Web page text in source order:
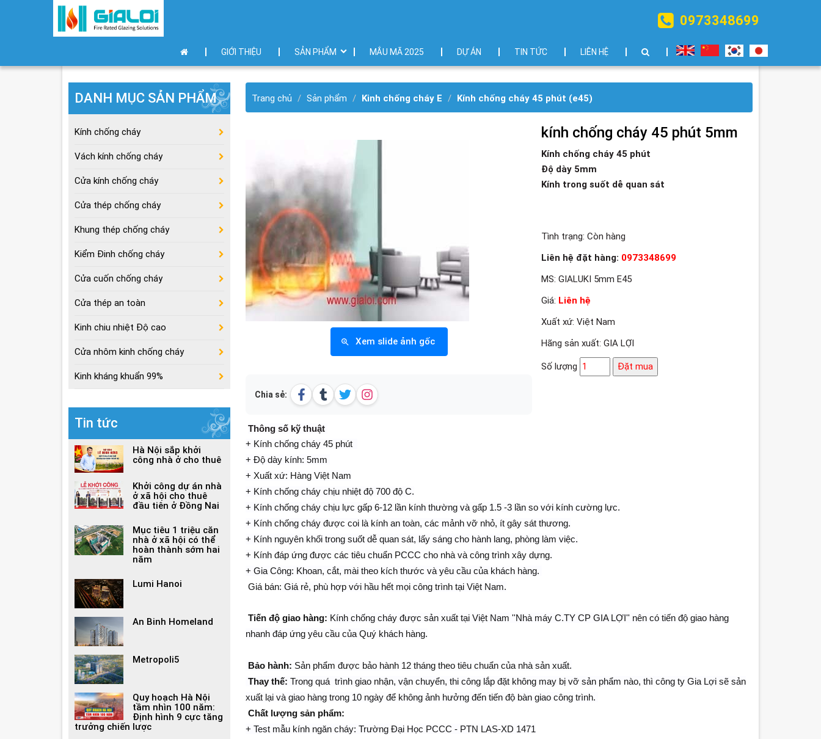
GIỚI THIỆU SẢN PHẨM MẮU MÃ 2025 DỰ ÁN TIN TỨC LIÊN HỆ
0973348699
Trang chủ Sản phẩm Kinh chống cháy E Kính chống cháy 45 phút (e45)
Xem slide ảnh gốc
Chia sẻ:
kính chống cháy 45 phút 5mm
Kính chống cháy 45 phút
Độ dày 5mm
Kính trong suốt dễ quan sát
Tình trạng: Còn hàng
Liên hệ đặt hàng: 0973348699
MS: GIALUKI 5mm E45
Giá: Liên hệ
Xuất xứ: Việt Nam
Hãng sản xuất: GIA LỢI
Số lượng Đặt mua
Thông số kỹ thuật
+ Kính chống cháy 45 phút
+ Độ dày kính: 5mm
+ Xuất xứ: Hàng Việt Nam
+ Kính chống cháy chịu nhiệt độ 700 độ C.
+ Kính chống cháy chịu lực gấp 6-12 lần kính thường và gấp 1.5 -3 lần so với kính cường lực.
+ Kính chống cháy được coi là kính an toàn, các mảnh vỡ nhỏ, ít gây sát thương.
+ Kính nguyên khối trong suốt dễ quan sát, lấy sáng cho hành lang, phòng làm việc.
+ Kính đáp ứng được các tiêu chuẩn PCCC cho nhà và công trình xây dựng.
+ Gia Công: Khoan, cắt, mài theo kích thước và yêu cầu của khách hàng.
Giá bán: Giá rẻ, phù hợp với hầu hết mọi công trình tại Việt Nam.
Tiến độ giao hàng: Kính chống cháy được sản xuất tại Việt Nam ''Nhà máy C.TY CP GIA LỢI'' nên có tiến độ giao hàng
nhanh đáp ứng yêu cầu của Quý khách hàng.
Bảo hành: Sản phẩm được bảo hành 12 tháng theo tiêu chuẩn của nhà sản xuất.
Thay thế: Trong quá trình giao nhận, vận chuyển, thi công lắp đặt không may bị vỡ sản phẩm nào, thì công ty Gia Lợi sẽ sản
xuất lại và giao hàng trong 10 ngày để không ảnh hưởng đến tiến độ bàn giao công trình.
Chất lượng sản phẩm:
+ Test mẫu kính ngăn cháy: Trường Đại Học PCCC - PTN LAS-XD 1471
DANH MỤC SẢN PHẨM
Kính chống cháy
Vách kính chống cháy
Cửa kính chống cháy
Cửa thép chống cháy
Khung thép chống cháy
Kiểm Đinh chống cháy
Cửa cuốn chống cháy
Cửa thép an toàn
Kinh chiu nhiệt Độ cao
Cửa nhôm kinh chống cháy
Kinh kháng khuẩn 99%
Tin tức
Hà Nội sắp khởi
công nhà ở cho thuê
Khởi công dự án nhà
ở xã hội cho thuê
đầu tiên ở Đồng Nai
Mục tiêu 1 triệu căn
nhà ở xã hội có thể
hoàn thành sớm hai
năm
Lumi Hanoi
An Binh Homeland
Metropoli5
Quy hoạch Hà Nội
tầm nhìn 100 năm:
Định hình 9 cực tăng
trưởng chiến lược